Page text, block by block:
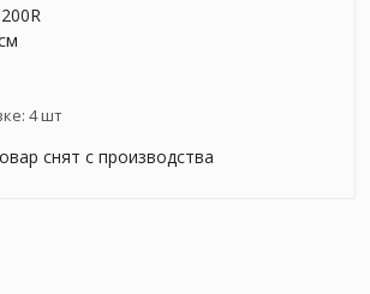
4шт
снят с производства